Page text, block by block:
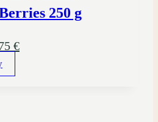
250 g
€Aktuálna